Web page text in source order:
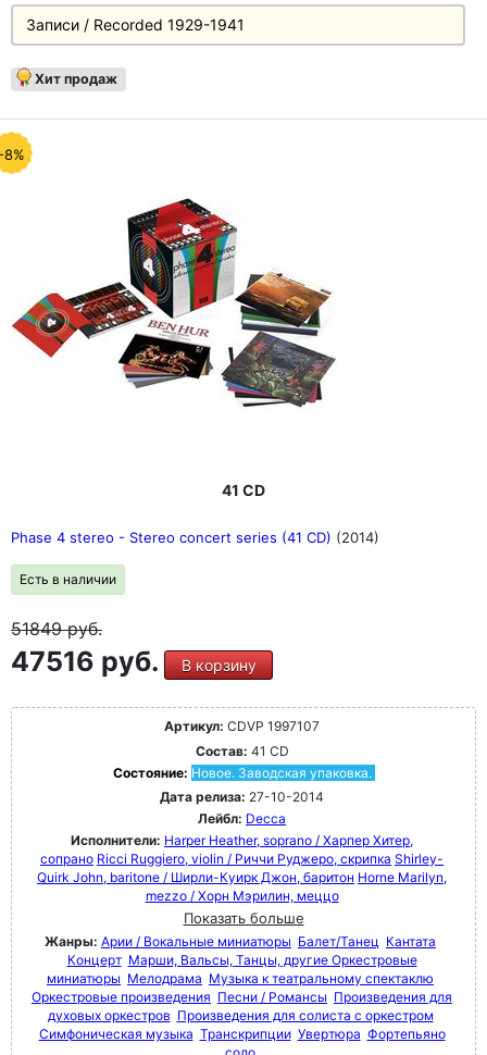
Записи / Recorded 1929-1941
Хит продаж
8%
41 CD
Phase 4 stereo - Stereo concert series (41 CD) (2014)
Есть в наличии
51849руб.
47516 руб. В корзину
Артикул: CDVP 1997107
Состав: 41 CD
Состояние: Новое. Заводская упаковка.
Дата релиза: 27-10-2014
Лейбл: Decca
Исполнители: Harper Heather, soprano / Харпер Хитер,
сопрано Ricci Ruggiero, violin / Риччи Руджеро, скрипка Shirley-
Quirk John, baritone / Ширли-Куирк Джон, баритон Horne Marilyn,
mezzo / Хорн Мэрилин, меццо
Показать больше
Жанры: Арии / Вокальные миниатюры Балет/Танец Кантата
Концерт Марши, Вальсы, Танцы, другие Оркестровые
миниатюры Мелодрама Музыка к театральному спектаклю
Оркестровые произведения Песни / Романсы Произведения для
духовых оркестров Произведения для солиста с оркестром
Симфоническая музыка Транскрипции Увертюра Фортепьяно